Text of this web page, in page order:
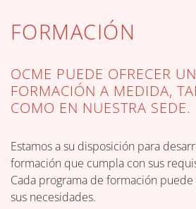
FORMACIÓN
OCME PUEDE OFRECER
FORMACIÓN A MEDIDA,
COMO EN NUESTRA SEDE.
Estamos a su disposición para
formación que cumpla con sus
Cada programa de formación
sus necesidades.